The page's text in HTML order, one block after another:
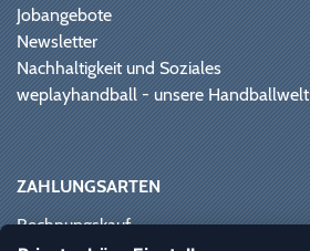
Jobangebote
Newsletter
Nachhaltigkeit und Soziales
weplayhandball - unsere Handballwelt
ZAHLUNGSARTEN
Rechnungskauf